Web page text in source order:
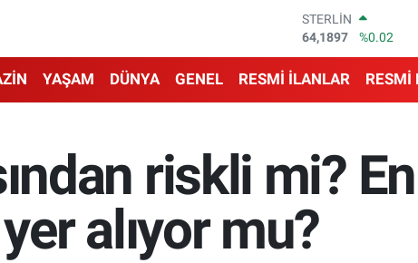
GRAM ALTIN
6574.81
%1.44
BİST100
13.887
%64
EURO
55,0265
%0.01
64,1897
YAŞAM DÜNYA GENEL RESMİ İLANLAR RESMİ
riskli mi?
alıyor mu?